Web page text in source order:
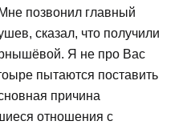
позвонил главный
сказал, что получили
Я не про Вас
пытаются поставить
причина
отношения с